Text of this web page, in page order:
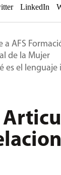
LinkedIn
a AFS
de la Mujer
es el